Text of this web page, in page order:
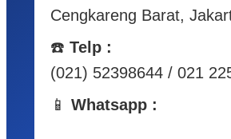
Cengkareng Barat,
☎️ Telp :
(021) 52398644 / 021
📱 Whatsapp :